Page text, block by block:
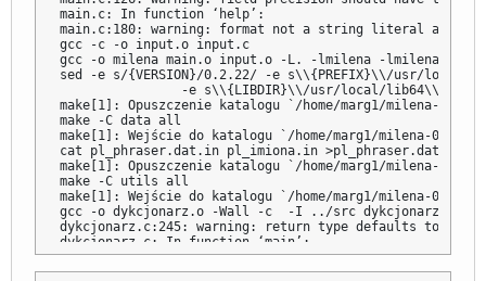
main.c: In function ‘help’:
main.c:180: warning: format not a string literal and no
gcc -c -o input.o input.c
gcc -o milena main.o input.o -L. -lmilena -
sed -e s/{VERSION}/0.2.22/ -e s\\{PREFIX}\\/usr/local\\
-e s\\{LIBDIR}\\/usr/local/lib64\\ <
make[1]: Opuszczenie katalogu `/home/marg1/milena-
make -C data all
make[1]: Wejście do katalogu `/home/marg1/milena-
cat pl_phraser.dat.in pl_imiona.in >pl_phraser.dat
make[1]: Opuszczenie katalogu `/home/marg1/milena-
make -C utils all
make[1]: Wejście do katalogu `/home/marg1/milena-
gcc -o dykcjonarz.o -Wall -c  -I ../src dykcjonarz.c
dykcjonarz.c:245: warning: return type defaults to ‘int’
dykcjonarz.c: In function ‘main’:
dykcjonarz.c:360: warning: control reaches end of non-
gcc -o morfologik.o -Wall -c  morfologik.c